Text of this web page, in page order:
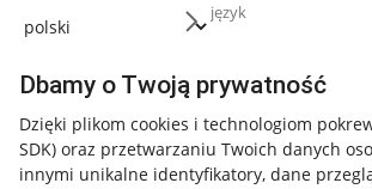
język
Dbamy o Twoją prywatność
Dzięki plikom cookies i technologiom
SDK) oraz przetwarzaniu Twoich danych
innymi unikalne identyfikatory, dane